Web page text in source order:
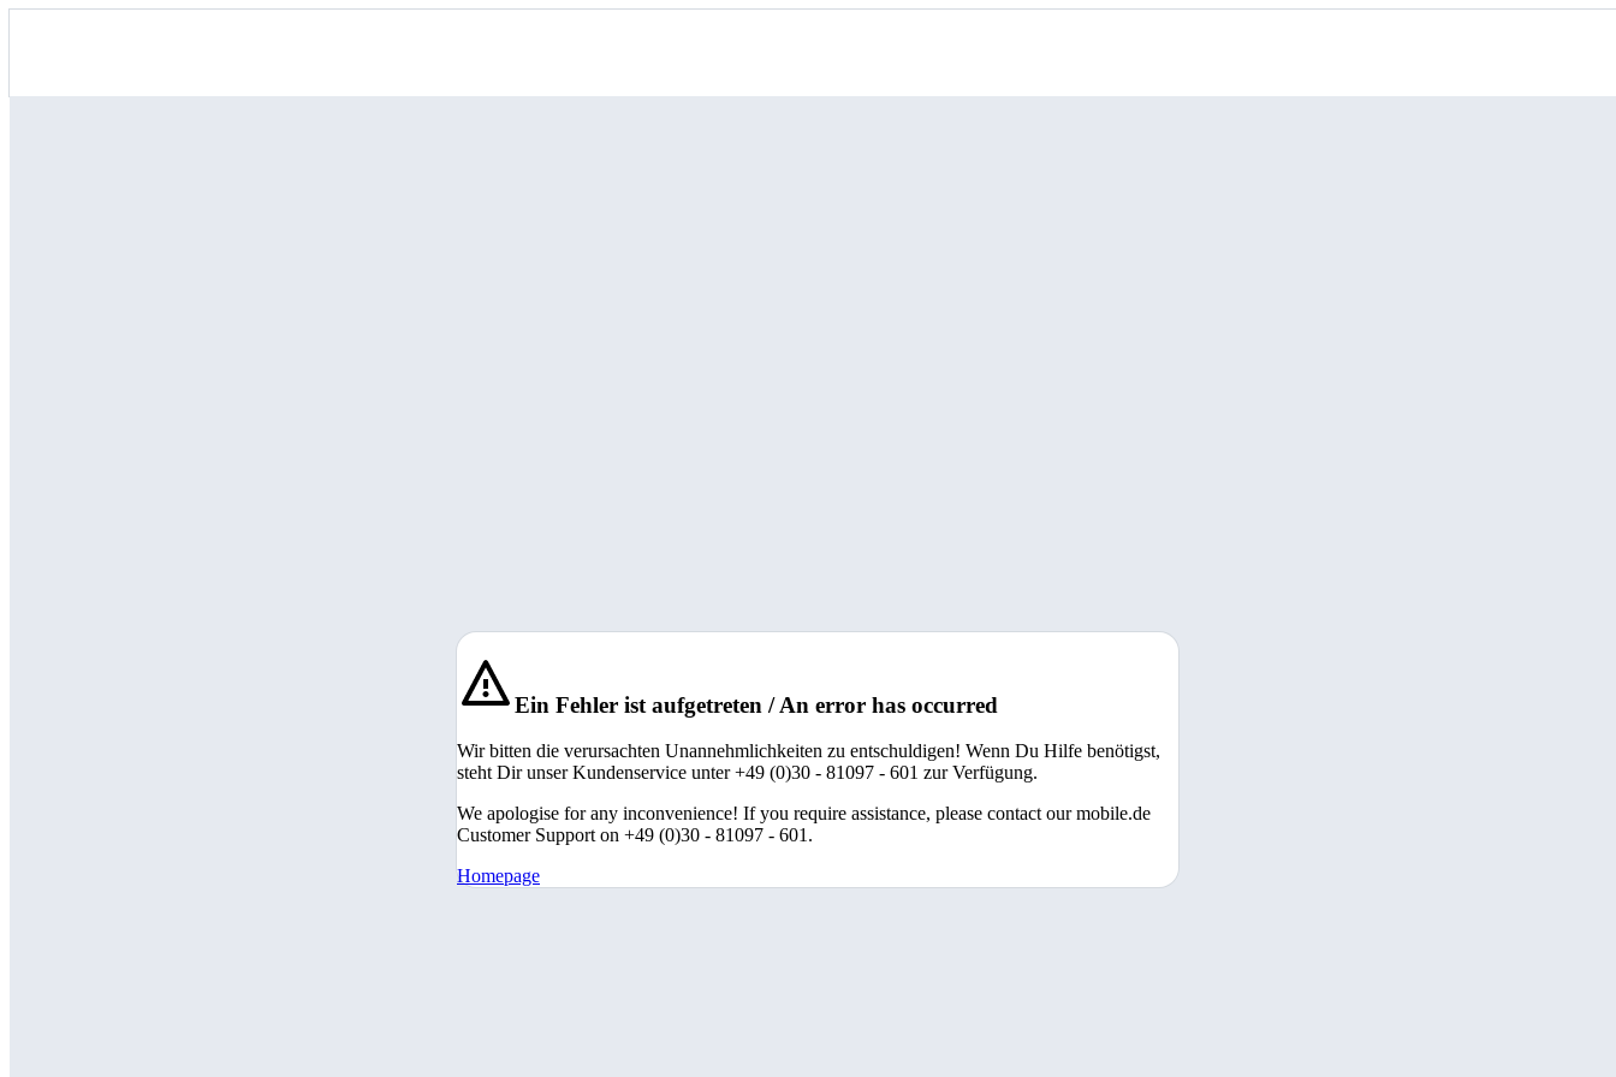
Ein Fehler ist aufgetreten / An error has occurred
Wir bitten die verursachten Unannehmlichkeiten zu entschuldigen! Wenn Du Hilfe benötigst,
steht Dir unser Kundenservice unter +49 (0)30 - 81097 - 601 zur Verfügung.
We apologise for any inconvenience! If you require assistance, please contact our mobile.de
Customer Support on +49 (0)30 - 81097 - 601.
Homepage